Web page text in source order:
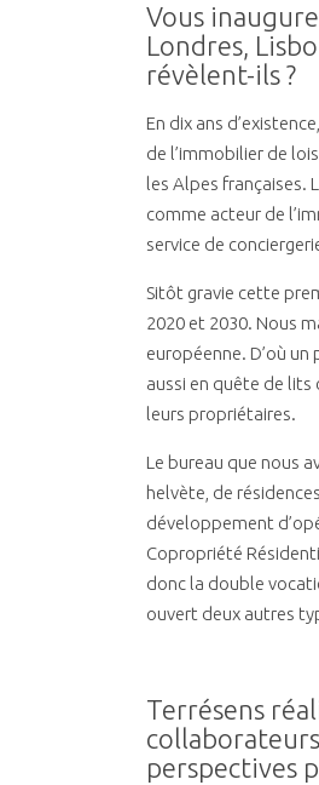
Vous
Londres,
révèlent-ils ?
En dix ans
de l’immobilier de
les Alpes françaises.
comme acteur de
service de
Sitôt gravie cette
2020 et 2030. Nous
européenne. D’où
aussi en quête de
leurs propriétaires.
Le bureau que nous
helvète, de
développement
Copropriété
donc la double
ouvert deux autres
Terrésens
perspectives